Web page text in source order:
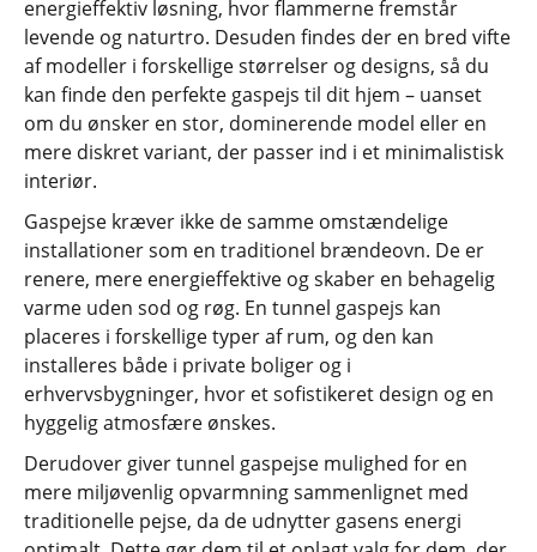
energieffektiv løsning, hvor flammerne fremstår
levende og naturtro. Desuden findes der en bred vifte
af modeller i forskellige størrelser og designs, så du
kan finde den perfekte gaspejs til dit hjem – uanset
om du ønsker en stor, dominerende model eller en
mere diskret variant, der passer ind i et minimalistisk
interiør.
Gaspejse kræver ikke de samme omstændelige
installationer som en traditionel brændeovn. De er
renere, mere energieffektive og skaber en behagelig
varme uden sod og røg. En tunnel gaspejs kan
placeres i forskellige typer af rum, og den kan
installeres både i private boliger og i
erhvervsbygninger, hvor et sofistikeret design og en
hyggelig atmosfære ønskes.
Derudover giver tunnel gaspejse mulighed for en
mere miljøvenlig opvarmning sammenlignet med
traditionelle pejse, da de udnytter gasens energi